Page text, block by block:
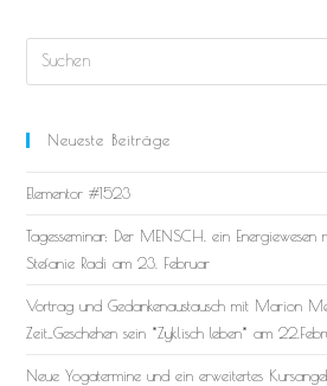
Neueste Beiträge
Elementor #1523
Tagesseminar: Der MENSCH, ein
Stefanie Radi am 23. Februar
Vortrag und Gedankenaustausch mit Marion
Zeit_Geschehen sein *Zyklisch leben* am
Neue Yogatermine und ein erweitertes